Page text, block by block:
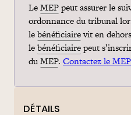
LeMEPpeut assurer le
ordonnance du tribunal
lebénéficiairevit en
lebénéficiairepeut
duMEP. Contactez le MEP
DÉTAILS